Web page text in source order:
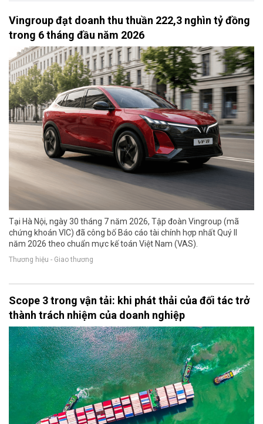
Vingroup đạt doanh thu thuần 222,3 nghìn tỷ đồng
trong 6 tháng đầu năm 2026
Tại Hà Nội, ngày 30 tháng 7 năm 2026, Tập đoàn Vingroup (mã
chứng khoán VIC) đã công bố Báo cáo tài chính hợp nhất Quý II
năm 2026 theo chuẩn mực kế toán Việt Nam (VAS).
Thương hiệu - Giao thương
Scope 3 trong vận tải: khi phát thải của đối tác trở
thành trách nhiệm của doanh nghiệp